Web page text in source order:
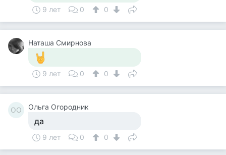
9 лет 0 0
Наташа Смирнова
9 лет 0 0
ОО Ольга Огородник
да
9 лет 0 0